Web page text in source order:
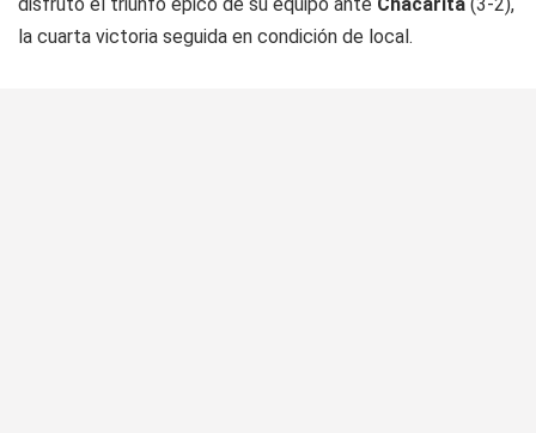
la cuarta victoria seguida en condición de local.